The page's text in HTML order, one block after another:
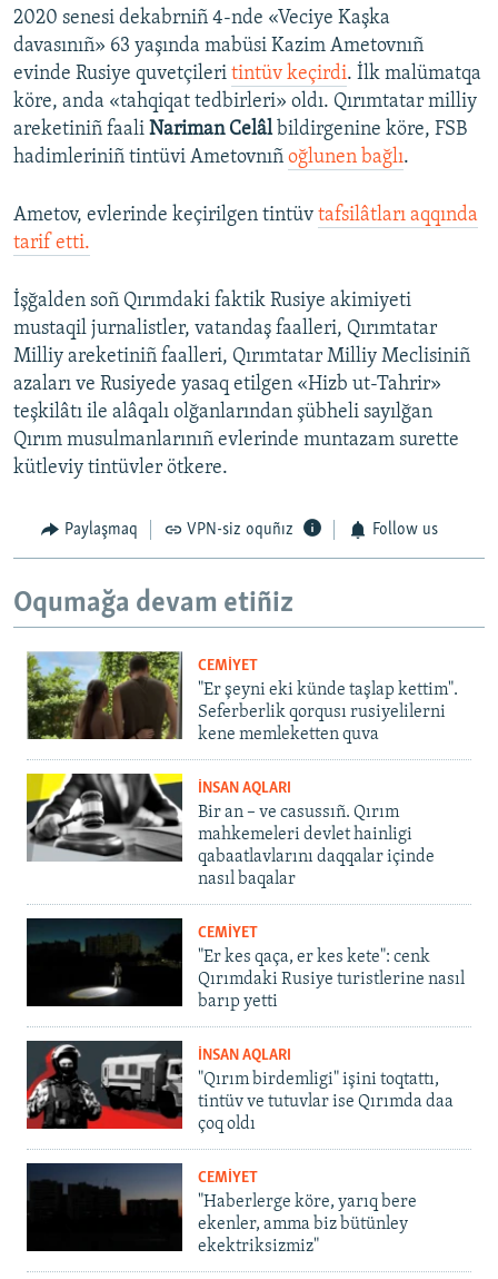
v
i
o
u
s
s
i
d
e
t
s
l
i
d
e
2020 senesi dekabrniñ 4-nde «Veciye Kaşka
davasınıñ» 63 yaşında mabüsi Kazim Ametovnıñ
evinde Rusiye quvetçileri tintüv keçirdi. İlk malümatqa
köre, anda «tahqiqat tedbirleri» oldı. Qırımtatar milliy
areketiniñ faali Nariman Celâl bildirgenine köre, FSB
hadimleriniñ tintüvi Ametovnıñ oğlunen bağlı.
Ametov, evlerinde keçirilgen tintüv tafsilâtları aqqında
tarif etti.
İşğalden soñ Qırımdaki faktik Rusiye akimiyeti
mustaqil jurnalistler, vatandaş faalleri, Qırımtatar
Milliy areketiniñ faalleri, Qırımtatar Milliy Meclisiniñ
azaları ve Rusiyede yasaq etilgen «Hizb ut-Tahrir»
teşkilâtı ile alâqalı olğanlarından şübheli sayılğan
Qırım musulmanlarınıñ evlerinde muntazam surette
kütleviy tintüvler ötkere.
Paylaşmaq VPN-siz oquñız Follow us
Oqumağa devam etiñiz
CEMİYET
"Er şeyni eki künde taşlap kettim".
Seferberlik qorqusı rusiyelilerni
kene memleketten quva
İNSAN AQLARI
Bir an – ve casussıñ. Qırım
mahkemeleri devlet hainligi
qabaatlavlarını daqqalar içinde
nasıl baqalar
CEMİYET
"Er kes qaça, er kes kete": cenk
Qırımdaki Rusiye turistlerine nasıl
barıp yetti
İNSAN AQLARI
"Qırım birdemligi" işini toqtattı,
tintüv ve tutuvlar ise Qırımda daa
çoq oldı
CEMİYET
"Haberlerge köre, yarıq bere
ekenler, amma biz bütünley
ekektriksizmiz"